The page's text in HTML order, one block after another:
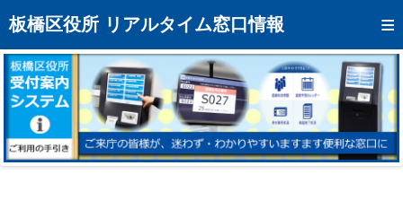
板橋区役所 リアルタイム窓口情報
トップページへ
混雑予想カレンダー
リアルタイム混雑状況
リアルタイム受付番号状況
メール通知登録